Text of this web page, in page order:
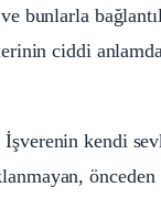
bunlarla
ciddi anlamda
İşverenin kendi
önceden